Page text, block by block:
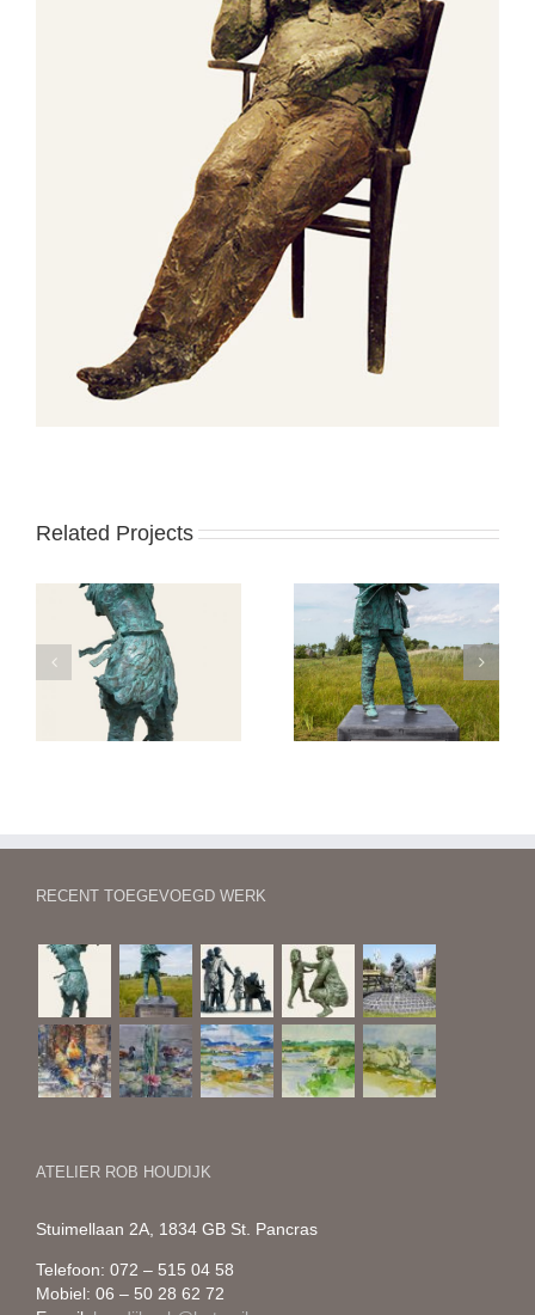
Related Projects
Jongkind
Begroeting bij een
tramhalte
RECENT TOEGEVOEGD WERK
ATELIER ROB HOUDIJK
Stuimellaan 2A, 1834 GB St. Pancras
Telefoon: 072 – 515 04 58
Mobiel: 06 – 50 28 62 72